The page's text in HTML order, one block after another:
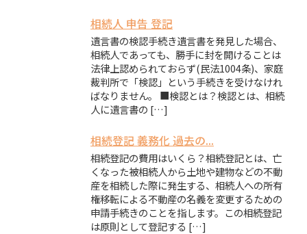
相続人 申告 登記
遺言書の検認手続き遺言書を発見した場合、
相続人であっても、勝手に封を開けることは
法律上認められておらず(民法1004条)、家庭
裁判所で「検認」という手続きを受けなけれ
ばなりません。 ■検認とは？検認とは、相続
人に遺言書の […]
相続登記 義務化 過去の...
相続登記の費用はいくら？相続登記とは、亡
くなった被相続人から土地や建物などの不動
産を相続した際に発生する、相続人への所有
権移転による不動産の名義を変更するための
申請手続きのことを指します。この相続登記
は原則として登記する […]